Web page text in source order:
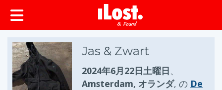
ップ
Jas & Zwart
2024年6月22日土曜日、
Amsterdam, オランダ, の De